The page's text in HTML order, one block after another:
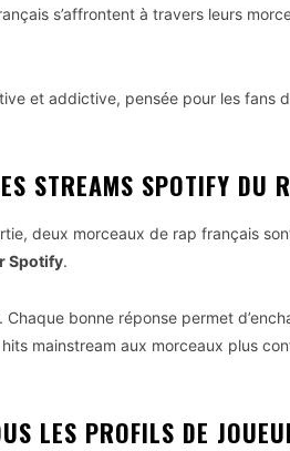
s’affrontent à travers leurs
et addictive, pensée pour les fans
STREAMS SPOTIFY DU
deux morceaux de rap français
Spotify.
. Chaque bonne réponse permet
mainstream aux morceaux plus
LES PROFILS DE